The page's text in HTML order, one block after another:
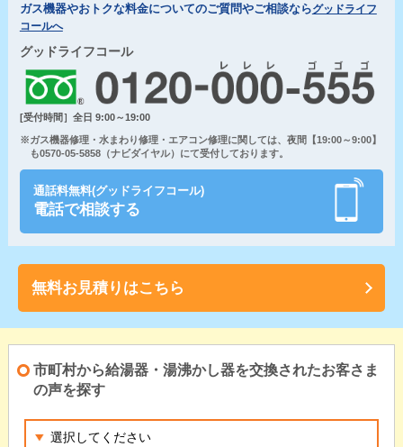
ガス機器やおトクな料金についてのご質問やご相談ならグッドライフ
コールへ
グッドライフコール
[受付時間］全日 9:00～19:00
※ガス機器修理・水まわり修理・エアコン修理に関しては、夜間【19:00～9:00】
も0570-05-5858（ナビダイヤル）にて受付しております。
通話料無料(グッドライフコール)
電話で相談する
無料お見積りはこちら
市町村から給湯器・湯沸かし器を交換されたお客さま
の声を探す